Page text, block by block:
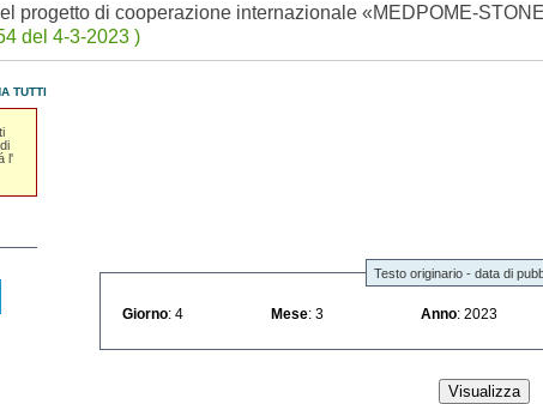
progetto di cooperazione internazionale «MEDPOME-
del 4-3-2023 )
TUTTI
l'
Testo originario - data di
Giorno : 4 Mese : 3 Anno : 2023